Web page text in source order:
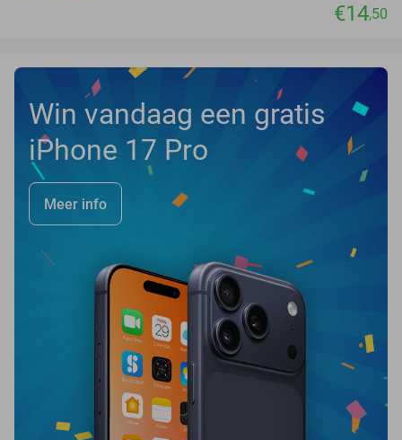
€14,50
Win vandaag een gratis
iPhone 17 Pro
Meer info